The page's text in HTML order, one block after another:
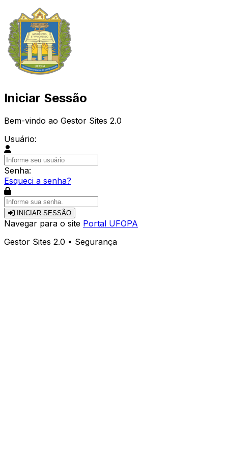
Iniciar Sessão
Bem-vindo ao Gestor Sites 2.0
Usuário:
Senha:
Esqueci a senha?
INICIAR SESSÃO
Navegar para o site Portal UFOPA
Gestor Sites 2.0 • Segurança